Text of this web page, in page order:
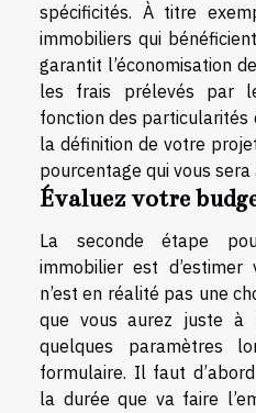
spécificités. À titre
immobiliers qui
garantit l’économisation
les frais prélevés par
fonction des particularités
la définition de votre
pourcentage qui vous sera
Évaluez votre
La seconde étape
immobilier est d’estimer
n’est en réalité pas une
que vous aurez juste à
quelques paramètres
formulaire. Il faut
la durée que va faire